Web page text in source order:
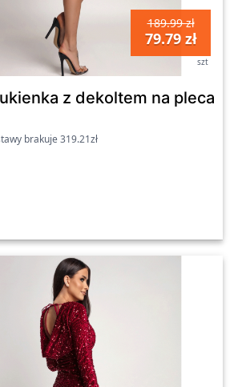
189.99 zł
79.79 zł
szt
z dekoltem na plecach
brakuje 319.21zł